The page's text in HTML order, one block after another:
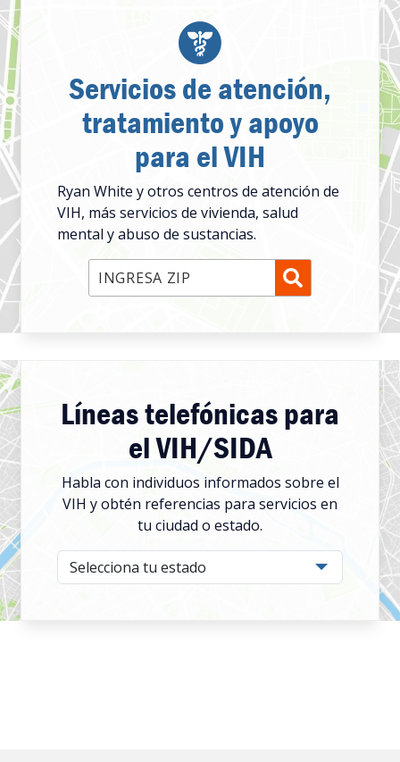
Servicios de atención,
tratamiento y apoyo
para el VIH
Ryan White y otros centros de atención de
VIH, más servicios de vivienda, salud
mental y abuso de sustancias.
Introduzca el código postal
Líneas telefónicas para
el VIH/SIDA
Habla con individuos informados sobre el
VIH y obtén referencias para servicios en
tu ciudad o estado.
Select your state from the dropdown